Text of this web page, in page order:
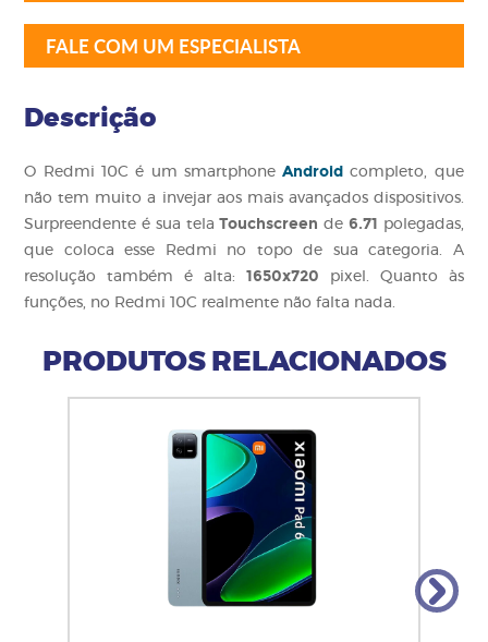
FALE COM UM ESPECIALISTA
Descrição
O Redmi 10C é um smartphoneAndroid completo, que
não tem muito a invejar aos mais avançados dispositivos.
Surpreendente é sua telaTouchscreen de 6.71 polegadas,
que coloca esse Redmi no topo de sua categoria. A
resolução também é alta: 1650x720 pixel. Quanto às
funções, no Redmi 10C realmente não falta nada.
PRODUTOS RELACIONADOS